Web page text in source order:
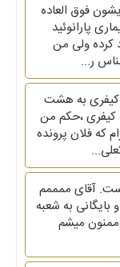
ایشون فوق العاده
پارانوئید
کرده ولی من
با سلام.بنده طی ی حکم از سوی شعبه ۱۰۲ کیفری به هشت
کیفری ،حکم من
که فلان پرونده
آقای ممممم
پرونده شما به شماره 555555555555 و بایگانی به شعبه
ممنون میشم